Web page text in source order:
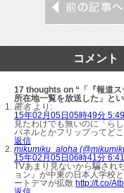
コメント
17 thoughts on “「『報道
所在地一覧を放送した」と
匿名 より:
15年02月05日05時49分
見たわけでも無いのに「ら
パネルとかフリップってど
返信
mikumiku_aloha
15年02月05日06時41分
TVあまり見ないから騙され
ョン』が中東の日本人学校
ートデマが拡散 http://t.co/